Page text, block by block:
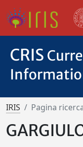
CRIS
IRIS Pagina